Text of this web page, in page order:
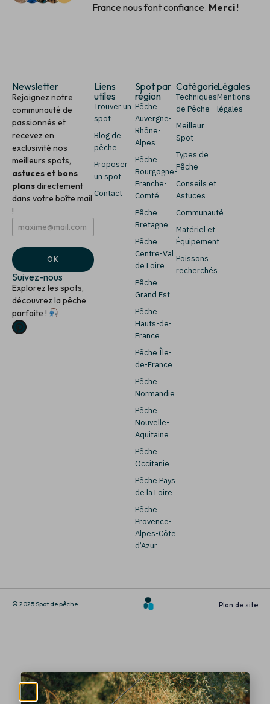
France nous font confiance. Merci!
Newsletter
Rejoignez notre
communauté de
passionnés et
recevez en
exclusivité nos
meilleurs spots,
astuces et bons
plansdirectement
dans votre boîte mail
!
*
E
a
i
l
*
E
m
i
l
*
OK
Suivez-nous
Explorez les spots,
découvrez la pêche
parfaite !
Liens
utiles
Trouver un
spot
Blog de
pêche
Proposer
un spot
Contact
Spot par
région
Pêche
Auvergne-
Rhône-
Alpes
Pêche
Bourgogne-
Franche-
Comté
Pêche
Bretagne
Pêche
Centre-Val
de Loire
Pêche
Grand Est
Pêche
Hauts-de-
France
Pêche Île-
de-France
Pêche
Normandie
Pêche
Nouvelle-
Aquitaine
Pêche
Occitanie
Pêche Pays
de la Loire
Pêche
Provence-
Alpes-Côte
d’Azur
Catégorie
Techniques
de Pêche
Meilleur
Spot
Types de
Pêche
Conseils et
Astuces
Communauté
Matériel et
Équipement
Poissons
recherchés
Légales
Mentions
légales
© 2025 Spot de pêche Plan de site